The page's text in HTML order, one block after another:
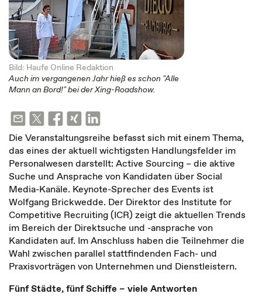
Bild: Haufe Online Redaktion
Auch im vergangenen Jahr hieß es schon "Alle
Mann an Bord!" bei der Xing-Roadshow.
Die Veranstaltungsreihe befasst sich mit einem Thema,
das eines der aktuell wichtigsten Handlungsfelder im
Personalwesen darstellt: Active Sourcing – die aktive
Suche und Ansprache von Kandidaten über Social
Media-Kanäle. Keynote-Sprecher des Events ist
Wolfgang Brickwedde. Der Direktor des Institute for
Competitive Recruiting (ICR) zeigt die aktuellen Trends
im Bereich der Direktsuche und -ansprache von
Kandidaten auf. Im Anschluss haben die Teilnehmer die
Wahl zwischen parallel stattfindenden Fach- und
Praxisvorträgen von Unternehmen und Dienstleistern.
Fünf Städte, fünf Schiffe – viele Antworten